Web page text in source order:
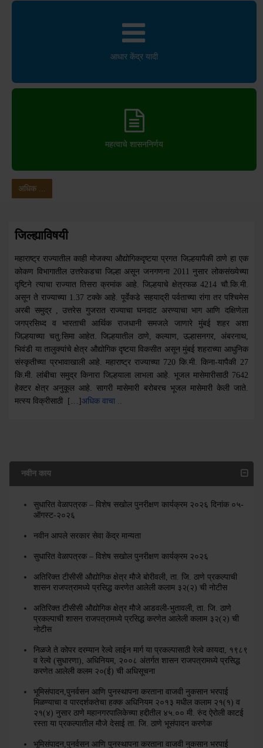
आधार केंद्र यादी
महत्वाचे शासननिर्णय
अधिक ...
जिल्ह्याविषयी
महाराष्ट्र राज्यातील काही मोजक्या औद्योगिकदृष्टया प्रगत जिल्हयापैकी ठाणे हा एक
कोकण विभागातील उत्तरेकडचा जिल्हा असून जनगणना 2011 नुसार लोकसंख्येच्या
दृष्टिने त्याचा राज्यात तिसरा क्रमांक आहे. जिल्हयाचे क्षेत्रफळ 4214 चौ.कि.मी.
असून ते राज्याच्या 1.37 टक्के आहे. पूर्वेकडे सहयाद्री पर्वताच्या रांगा तर पश्चिमेस
अरबी समुद्र , उत्तरेस गुजरात राज्याचा घनदाट अरण्याचा भाग आणि दक्षिणेला
जगप्रसिध्द व भारताची आर्थिक राजधानी समजले जाणारे मुंबई शहर अशा
जिल्हयाच्या चतु:सिमा आहेत. जिल्हयातील ठाणे, कल्याण, उल्हासनगर, अंबरनाथ,
भिवंडी या तालुक्यांचे क्षेत्र औद्योगिक दृष्टया विकसीत असून मुंबई शहराच्या आधुनिक
संस्कृतीच्या प्रभावाखाली आहे. महाराष्ट्र राज्याच्या 720 कि.मी. किना-यापैकी 27
कि.मी. लांबीचा समुद्र किनारा जिल्हयाला लाभला आहे. भूजल मासेमारीसाठी 7642
हेक्टर क्षेत्र अनुकूल आहे. सागरी मासेमारी बरोबरच भूजल मासेमारी केली जाते.
मत्स्य विक्रीसाठी […] अधिक वाचा ..
नवीन काय
सुधारित वेळापत्रक – विशेष सखोल पुनरीक्षण कार्यक्रम २०२६ दिनांक ०५-
ऑगस्ट-२०२६
नवीन आपले सरकार सेवा केंद्र मान्यता
सुधारित वेळापत्रक – विशेष सखोल पुनरीक्षण कार्यक्रम २०२६
अतिरिक्त टीसीसी औद्योगिक क्षेत्र मौजे बोरीवली, ता. जि. ठाणे प्रकल्पाची
शासन राजपत्रामध्ये प्रसिद्ध करणेत आलेली कलाम ३२(२) ची नोटीस
अतिरिक्त टीसीसी औद्योगिक क्षेत्र मौजे आडवली-भुतावली, ता. जि. ठाणे
प्रकल्पाची शासन राजपत्रामध्ये प्रसिद्ध करणेत आलेली कलाम ३२(२) ची
नोटीस
निळजे ते कोपर दरम्यान रेल्वे लाईन मार्ग या प्रकल्पासाठी रेल्वे कायदा, १९८९
व रेल्वे (सुधारणा), अधिनियम, २००८ अंतर्गत शासन राजपत्रामध्ये प्रसिद्ध
करणेत आलेली कलम २०(ई) ची अधिसूचना
भूमिसंपादन,पुनर्वसन आणि पुनस्थापना करताना वाजवी नुकसान भरपाई
मिळण्याचा व पारदर्शकतेचा हक्क अधिनियम २०१३ मधील कलाम २१(१) व
२१(४) नुसार ठाणे महानगरपालिकेच्या हद्दीतील ४५.०० मी. रुंद ऐरोली काटई
रस्ता या प्रकल्पातील मौजे देसाई ता. जि. ठाणे भूसंपादन करणेक
भूमिसंपादन,पुनर्वसन आणि पुनस्थापना करताना वाजवी नुकसान भरपाई